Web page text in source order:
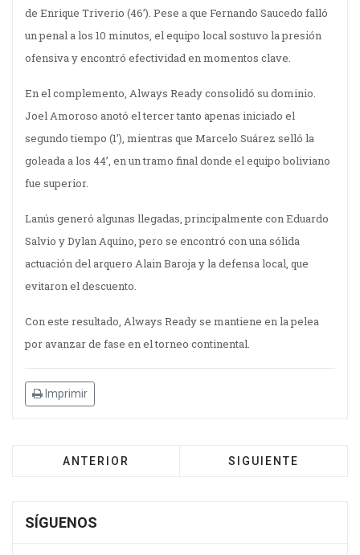
de Enrique Triverio (46’). Pese a que Fernando Saucedo falló
un penal a los 10 minutos, el equipo local sostuvo la presión
ofensiva y encontró efectividad en momentos clave.
En el complemento, Always Ready consolidó su dominio.
Joel Amoroso anotó el tercer tanto apenas iniciado el
segundo tiempo (1’), mientras que Marcelo Suárez selló la
goleada a los 44’, en un tramo final donde el equipo boliviano
fue superior.
Lanús generó algunas llegadas, principalmente con Eduardo
Salvio y Dylan Aquino, pero se encontró con una sólida
actuación del arquero Alain Baroja y la defensa local, que
evitaron el descuento.
Con este resultado, Always Ready se mantiene en la pelea
por avanzar de fase en el torneo continental.
Imprimir
ANTERIOR SIGUIENTE
SÍGUENOS